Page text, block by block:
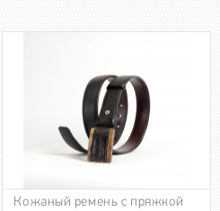
Кожаный ремень с пряжкой